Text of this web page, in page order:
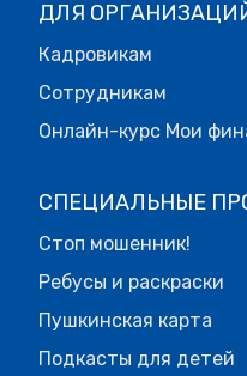
ДЛЯ
Кадровикам
Сотрудникам
Онлайн-курс Мои
СПЕЦИАЛЬНЫЕ
Стоп мошенник!
Ребусы и раскраски
Пушкинская карта
Подкасты для детей